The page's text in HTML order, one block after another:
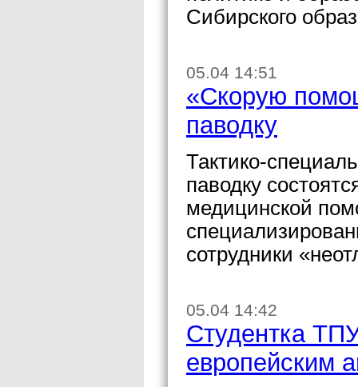
Сибирского
05.04 14:51
«Скорую
паводку
Тактико-
паводку
медицинской
сотрудники
05.04 14:42
Студентка
европейским